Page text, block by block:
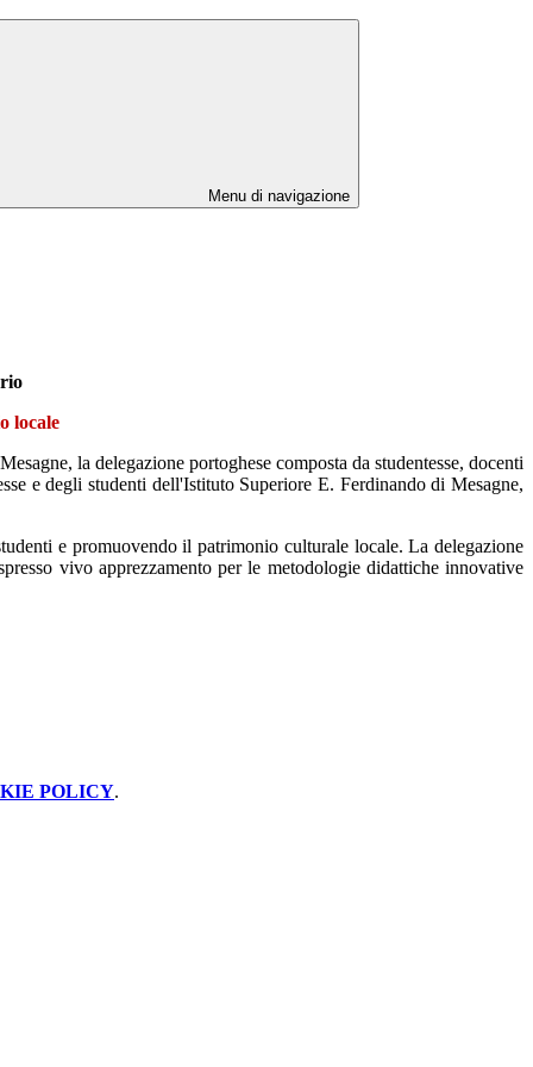
Menu di navigazione
locale
la delegazione portoghese composta da studentesse, docenti
e degli studenti dell'Istituto Superiore E. Ferdinando di Mesagne,
e promuovendo il patrimonio culturale locale. La delegazione
vivo apprezzamento per le metodologie didattiche innovative
POLICY.